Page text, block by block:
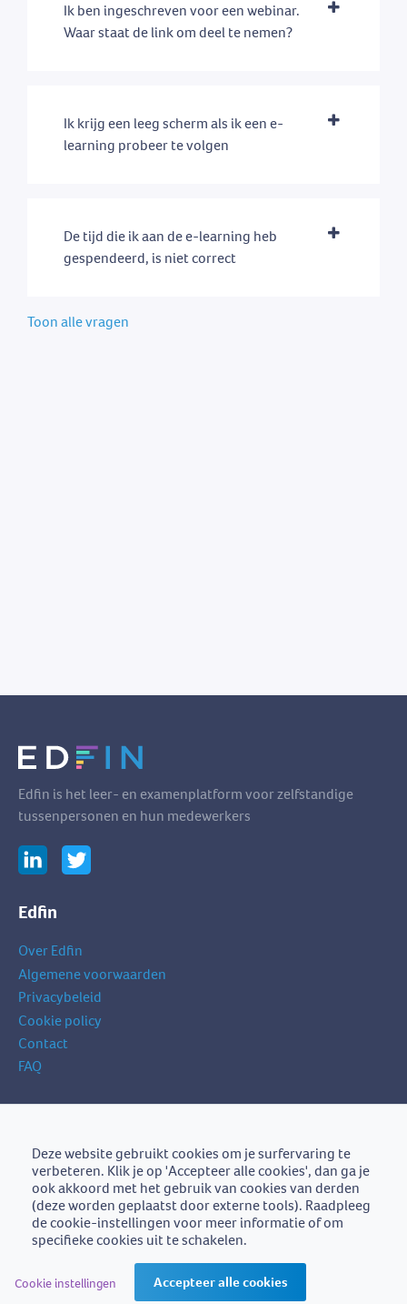
Ik ben ingeschreven voor een webinar.
Waar staat de link om deel te nemen?
Ik krijg een leeg scherm als ik een e-
learning probeer te volgen
De tijd die ik aan de e-learning heb
gespendeerd, is niet correct
Toon alle vragen
Edfin is het leer- en examenplatform voor zelfstandige
tussenpersonen en hun medewerkers
Edfin
Over Edfin
Algemene voorwaarden
Privacybeleid
Cookie policy
Contact
FAQ
Schrijf je in op onze nieuwsbrief
mailadres
Schrijf je in
BZB-Fedafin
Edfin vzw - Einestraat 21, 9700 Oudenaarde - BE0672.757.653 -
Deze website gebruikt cookies om je surfervaring te
verbeteren. Klik je op 'Accepteer alle cookies', dan ga je
ook akkoord met het gebruik van cookies van derden
(deze worden geplaatst door externe tools). Raadpleeg
de cookie-instellingen voor meer informatie of om
specifieke cookies uit te schakelen.
Cookie instellingen Accepteer alle cookies